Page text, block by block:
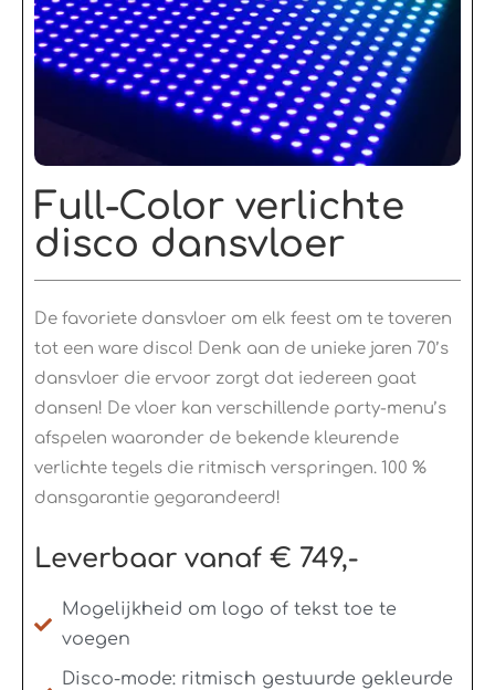
Full-Color verlichte
disco dansvloer​
De favoriete dansvloer om elk feest om te toveren
tot een ware disco! Denk aan de unieke jaren 70’s
dansvloer die ervoor zorgt dat iedereen gaat
dansen! De vloer kan verschillende party-menu’s
afspelen waaronder de bekende kleurende
verlichte tegels die ritmisch verspringen. 100 %
dansgarantie gegarandeerd!
Leverbaar vanaf € 749,-
Mogelijkheid om logo of tekst toe te
voegen
Disco-mode: ritmisch gestuurde gekleurde